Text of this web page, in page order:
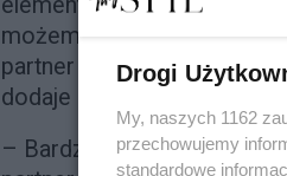
możemy współpracować z
partner tak wyczekiwanych
dodaje Joanna Łodygowska.
– Bardzo cieszymy się, że
Drogi
My, naszych 1162
przechowujemy
standardowe